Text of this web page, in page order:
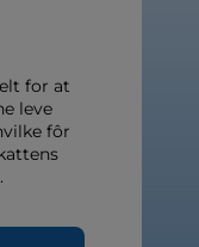
for at
leve
fôr